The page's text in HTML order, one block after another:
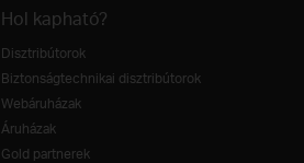
Hol kapható?
Disztribútorok
Biztonságtechnikai disztribútorok
Webáruházak
Áruházak
Gold partnerek